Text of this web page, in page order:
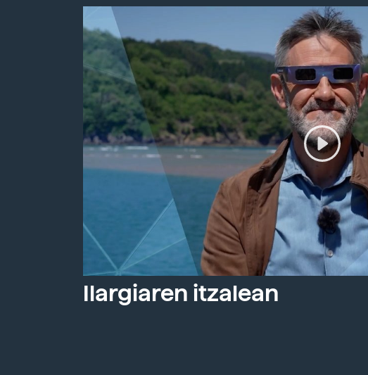
Ilargiaren itzalean